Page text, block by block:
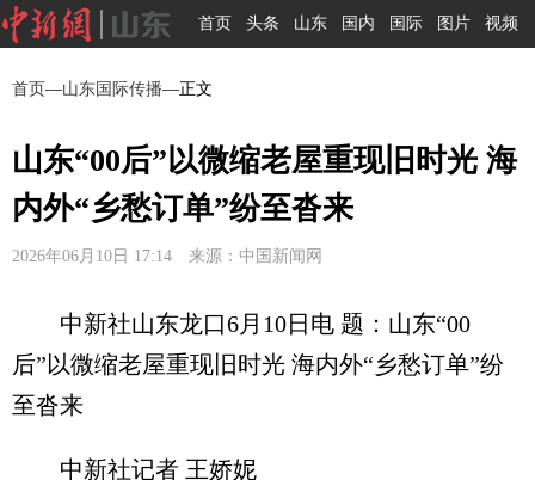
首页 头条 山东 国内 国际 图片 视频
首页—山东国际传播—正文
山东“00后”以微缩老屋重现旧时光 海
内外“乡愁订单”纷至沓来
2026年06月10日 17:14 来源：中国新闻网
中新社山东龙口6月10日电 题：山东“00
后”以微缩老屋重现旧时光 海内外“乡愁订单”纷
至沓来
中新社记者 王娇妮